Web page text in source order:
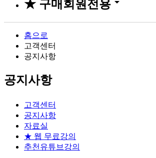
★ 구매회원전용
홈으로
고객센터
공지사항
공지사항
고객센터
공지사항
자료실
★ 웹 무료강의
추천유튜브강의